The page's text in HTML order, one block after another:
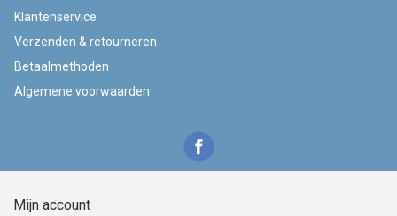
Klantenservice
Verzenden & retourneren
Betaalmethoden
Algemene voorwaarden
Mijn account